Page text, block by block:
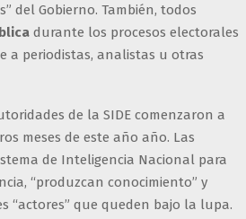
del Gobierno. También, todos
durante los procesos electorales
a periodistas, analistas u otras
de la SIDE comenzaron a
meses de este año año. Las
de Inteligencia Nacional para
“produzcan conocimiento” y
“actores” que queden bajo la lupa.